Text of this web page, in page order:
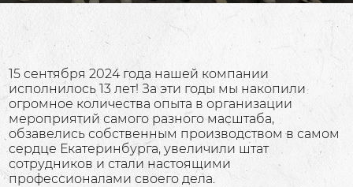
15 сентября 2024 года нашей компании
исполнилось 13 лет! За эти годы мы накопили
огромное количества опыта в организации
мероприятий самого разного масштаба,
обзавелись собственным производством в самом
сердце Екатеринбурга, увеличили штат
сотрудников и стали настоящими
профессионалами своего дела.